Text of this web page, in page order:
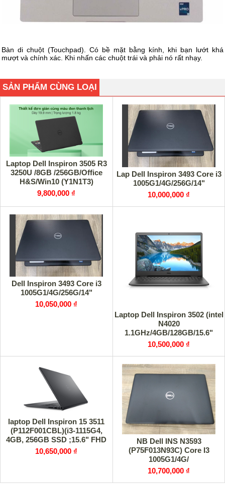
Bàn di chuột (Touchpad). Có bề mặt bằng kính, khi bạn lướt khá
mượt và chính xác. Khi nhấn các chuột trái và phải nó rất nhạy.
SẢN PHẨM CÙNG LOẠI
Laptop Dell Inspiron 3505 R3
3250U /8GB /256GB/Office
H&S/Win10 (Y1N1T3)
9,800,000 ₫
Lap Dell Inspiron 3493 Core i3
1005G1/4G/256G/14"
10,000,000 ₫
Dell Inspiron 3493 Core i3
1005G1/4G/256G/14"
10,050,000 ₫
Laptop Dell Inspiron 3502 (intel
N4020
1.1GHz/4GB/128GB/15.6"
HD/Webcam/Win10/Black)
10,500,000 ₫
laptop Dell Inspiron 15 3511
(P112F001CBL)(i3-1115G4,
4GB, 256GB SSD ;15.6" FHD
,UMA ,Win11,Office
10,650,000 ₫
NB Dell INS N3593
(P75F013N93C) Core I3
1005G1/4G/
10,700,000 ₫